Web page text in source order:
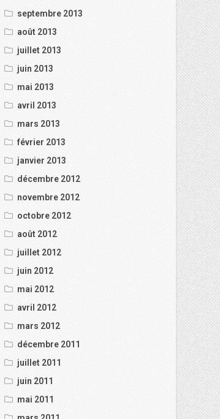
septembre 2013
août 2013
juillet 2013
juin 2013
mai 2013
avril 2013
mars 2013
février 2013
janvier 2013
décembre 2012
novembre 2012
octobre 2012
août 2012
juillet 2012
juin 2012
mai 2012
avril 2012
mars 2012
décembre 2011
juillet 2011
juin 2011
mai 2011